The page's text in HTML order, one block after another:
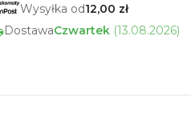
Wysyłka od12,00 zł
DostawaCzwartek (13.08.2026)